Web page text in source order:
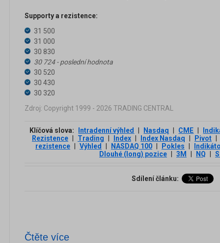
Supporty a rezistence:
31 500
31 000
30 830
30 724 - poslední hodnota
30 520
30 430
30 320
Zdroj: Copyright 1999 - 2026 TRADING CENTRAL
Klíčová slova: Intradenní výhled Nasdaq CME
Rezistence
Trading Index Index Nasdaq Pivot
rezistence
Výhled NASDAQ 100 Pokles
Dlouhé (long) pozice
3М NQ
Sdílení článku:
Čtěte více